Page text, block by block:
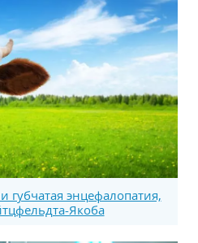
губчатая энцефалопатия,
Якоба